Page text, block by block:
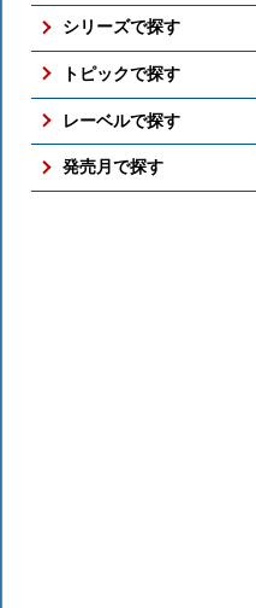
予約ランキング
すべての売れ筋ランキング
オペラ
吹奏楽
すべてのジャンル
ボックス・セット
SACD
DVD / Blu-ray
フォーマットのTOP
シリーズで探す
アメリカン・クラシックス
ナクソス・ヒストリカル
期待の新進演奏家
シリーズのTOP
トピックで探す
さまざまな全集
国内仕様輸入盤
国内レーベル盤
レーベルで探す
NAXOS
ORFEO
発売月で探す